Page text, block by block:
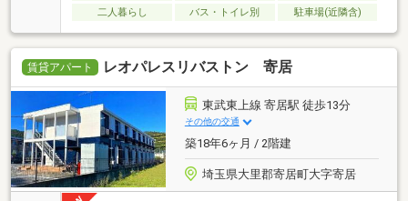
二人暮らし
バス・トイレ別 駐車場(近隣含)
賃貸アパート レオパレスリバストン 寄居
東武東上線 寄居駅 徒歩13分
その他の交通
築18年6ヶ月 / 2階建
埼玉県大里郡寄居町大字寄居